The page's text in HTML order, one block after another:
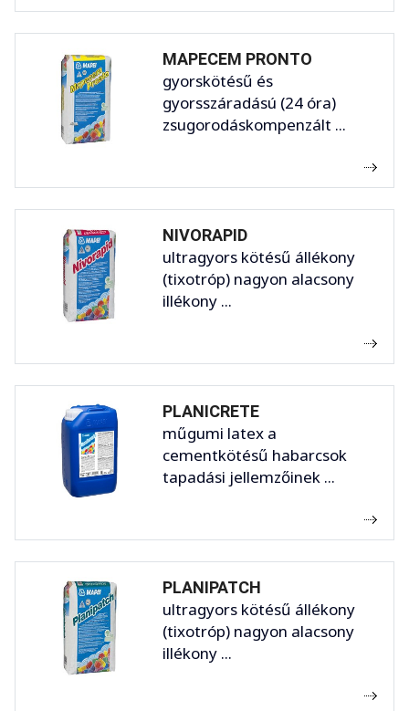
MAPECEM PRONTO
gyorskötésű és
gyorsszáradású (24 óra)
zsugorodáskompenzált ...
NIVORAPID
ultragyors kötésű állékony
(tixotróp) nagyon alacsony
illékony ...
PLANICRETE
műgumi latex a
cementkötésű habarcsok
tapadási jellemzőinek ...
PLANIPATCH
ultragyors kötésű állékony
(tixotróp) nagyon alacsony
illékony ...